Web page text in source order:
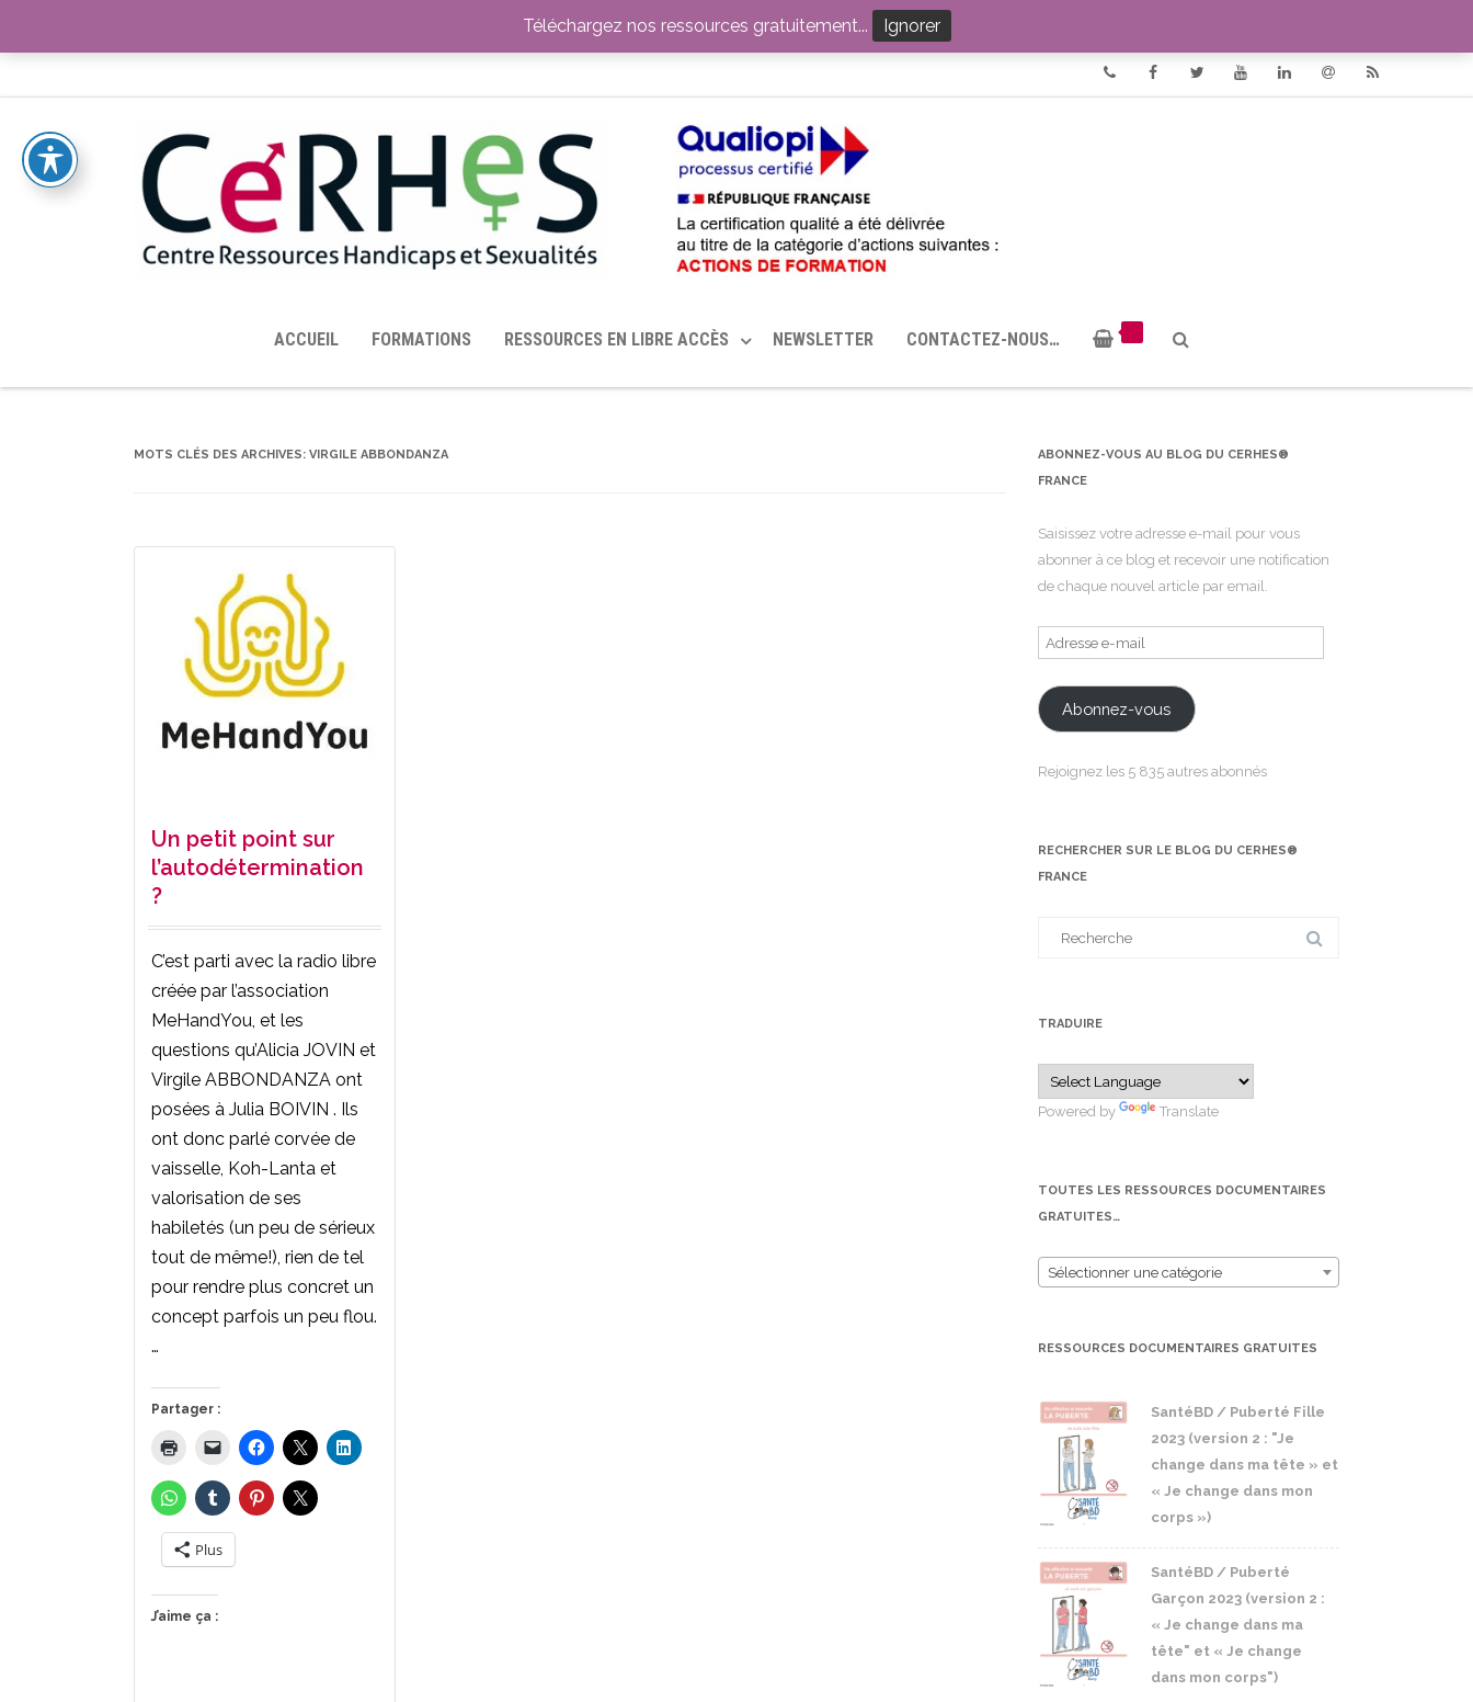
TOUTES LES RESSOURCES MISES À DISPOSITION PAR LE CERHES® FRANCE OUTILS EN SANTÉ SEXUELLE
ACCUEIL FORMATIONS RESSOURCES EN LIBRE ACCÈS NEWSLETTER CONTACTEZ-NOUS…
MOTS CLÉS DES ARCHIVES: VIRGILE ABBONDANZA
Un petit point sur
l’autodétermination
?
C’est parti avec la radio libre
créée par l’association
MeHandYou, et les
questions qu’Alicia JOVIN et
Virgile ABBONDANZA ont
posées à Julia BOIVIN . Ils
ont donc parlé corvée de
vaisselle, Koh-Lanta et
valorisation de ses
habiletés (un peu de sérieux
tout de même!), rien de tel
pour rendre plus concret un
concept parfois un peu flou.
…
Partager :
Plus
J’aime ça :
ABONNEZ-VOUS AU BLOG DU CERHES®
FRANCE
Saisissez votre adresse e-mail pour vous
abonner à ce blog et recevoir une notification
de chaque nouvel article par email.
Adresse
e-
mail
Abonnez-vous
Rejoignez les 5 835 autres abonnés
RECHERCHER SUR LE BLOG DU CERHES®
FRANCE
TRADUIRE
Powered by Translate
TOUTES LES RESSOURCES DOCUMENTAIRES
GRATUITES…
Sélectionner une catégorie
RESSOURCES DOCUMENTAIRES GRATUITES
SantéBD / Puberté Fille
2023 (version 2 : "Je
change dans ma tête » et
« Je change dans mon
corps »)
SantéBD / Puberté
Garçon 2023 (version 2 :
« Je change dans ma
tête" et « Je change
dans mon corps")
Téléchargez nos ressources gratuitement... Ignorer